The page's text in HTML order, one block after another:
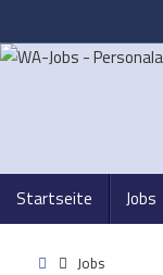
Inhalt
springen
Inhalt
springen
Startseite Jobs
StartJobs